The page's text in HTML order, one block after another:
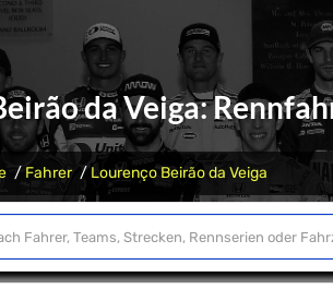
da Veiga:
Fahrer Lourenço Beirão da Veiga